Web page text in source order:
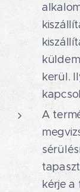
kerül.
A
kérje